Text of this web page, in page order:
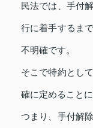
民法では、手付
行に着手するま
不明確です。
そこで特約とし
確に定めることに
つまり、手付解